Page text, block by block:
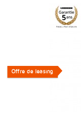
Offre de leasing
Offre de leasing